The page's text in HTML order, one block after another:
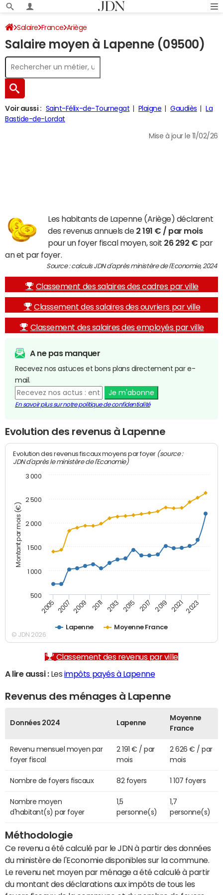
Salaire France Ariège
Salaire moyen à Lapenne (09500)
Voir aussi : Saint-Félix-de-Tournegat Plaigne Gaudiès
La
Bastide-de-Lordat
Mise à jour le 11/02/26
Les habitants de Lapenne (Ariège) déclarent
des revenus annuels de 2 191 € / par mois
pour un foyer fiscal moyen, soit 26 292 € par
an et par foyer.
Source : calculs JDN d'après ministère de l'Economie, 2024
Classement des salaires des cadres par ville
Classement des salaires des ouvriers par ville
Classement des salaires des employés par ville
A ne pas manquer
Recevez nos astuces et bons plans directement par e-
mail.
Je m'abonne
En savoir plus sur notre politique de confidentialité
Evolution des revenus à Lapenne
Montant par mois (€)
Evolution des revenus fiscaux moyens par foyer (source :
JDN d'après le ministère de l'Economie)
Lapenne Moyenne France
2005 2007 2009 2011 2013 2015 2017 2019 2021 2023
500
1 000
1 500
2 000
2 500
3 000
© JDN 2026
Classement des revenus par ville
A lire aussi :Les impôts payés à Lapenne
Revenus des ménages à Lapenne
Données 2024 Lapenne
Moyenne
France
Revenu mensuel moyen par
foyer fiscal
2 191 € / par
mois
2 626 € / par
mois
Nombre de foyers fiscaux 82 foyers 1 107 foyers
Nombre moyen
d'habitant(s) par foyer
1,5
personne(s)
1,7
personne(s)
Méthodologie
Ce revenu a été calculé par le JDN à partir des données
du ministère de l'Economie disponibles sur la commune.
Le revenu net moyen par ménage a été calculé à partir
du montant des déclarations aux impôts de tous les